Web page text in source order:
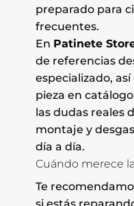
preparado para
frecuentes.
En Patinete
de referencias
especializado,
pieza en
las dudas reales
montaje y
día a día.
Cuándo merece
Te